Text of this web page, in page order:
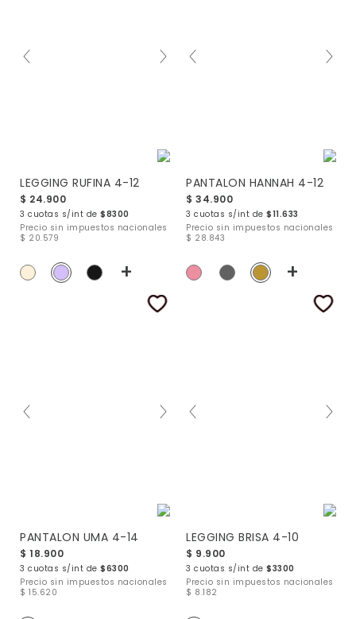
LEGGING RUFINA 4-12
$ 24.900
3 cuotas s/int de $8300
Precio sin impuestos nacionales
$ 20.579
+
PANTALON HANNAH 4-12
$ 34.900
3 cuotas s/int de $11.633
Precio sin impuestos nacionales
$ 28.843
+
PANTALON UMA 4-14
$ 18.900
3 cuotas s/int de $6300
Precio sin impuestos nacionales
$ 15.620
LEGGING BRISA 4-10
$ 9.900
3 cuotas s/int de $3300
Precio sin impuestos nacionales
$ 8.182